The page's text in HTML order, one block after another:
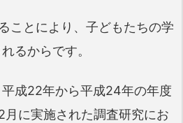
ことにより、子どもたちの学
るからです。
成22年から平成24年の年度
に実施された調査研究にお